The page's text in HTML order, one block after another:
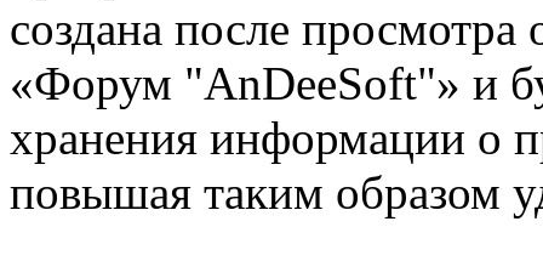
создана после
«Форум "AnDeeSoft"» и
хранения информации о
повышая таким образом